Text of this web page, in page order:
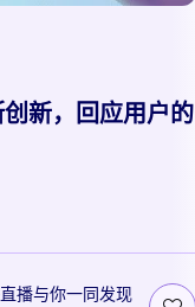
新，回应用户的
播与你一同发现